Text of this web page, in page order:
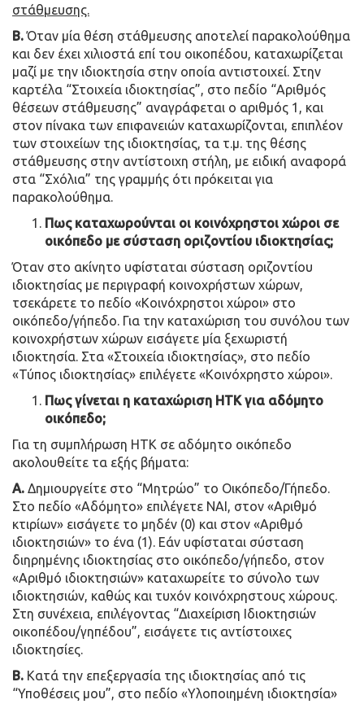
στάθμευσης.
Β.Όταν μία θέση στάθμευσης αποτελεί παρακολούθημα
και δεν έχει χιλιοστά επί του οικοπέδου, καταχωρίζεται
μαζί με την ιδιοκτησία στην οποία αντιστοιχεί. Στην
καρτέλα “Στοιχεία ιδιοκτησίας”, στο πεδίο “Αριθμός
θέσεων στάθμευσης” αναγράφεται ο αριθμός 1, και
στον πίνακα των επιφανειών καταχωρίζονται, επιπλέον
των στοιχείων της ιδιοκτησίας, τα τ.μ. της θέσης
στάθμευσης στην αντίστοιχη στήλη, με ειδική αναφορά
στα “Σχόλια” της γραμμής ότι πρόκειται για
παρακολούθημα.
Πως καταχωρούνται οι κοινόχρηστοι χώροι σε
οικόπεδο με σύσταση οριζοντίου ιδιοκτησίας;
Όταν στο ακίνητο υφίσταται σύσταση οριζοντίου
ιδιοκτησίας με περιγραφή κοινοχρήστων χώρων,
τσεκάρετε το πεδίο «Κοινόχρηστοι χώροι» στο
οικόπεδο/γήπεδο. Για την καταχώριση του συνόλου των
κοινοχρήστων χώρων εισάγετε μία ξεχωριστή
ιδιοκτησία. Στα «Στοιχεία ιδιοκτησίας», στο πεδίο
«Τύπος ιδιοκτησίας» επιλέγετε «Κοινόχρηστο χώροι».
Πως γίνεται η καταχώριση ΗΤΚ για αδόμητο
οικόπεδο;
Για τη συμπλήρωση ΗΤΚ σε αδόμητο οικόπεδο
ακολουθείτε τα εξής βήματα:
Α. Δημιουργείτε στο “Μητρώο” το Οικόπεδο/Γήπεδο.
Στο πεδίο «Αδόμητο» επιλέγετε ΝΑΙ, στον «Αριθμό
κτιρίων» εισάγετε το μηδέν (0) και στον «Αριθμό
ιδιοκτησιών» το ένα (1). Εάν υφίσταται σύσταση
διηρημένης ιδιοκτησίας στο οικόπεδο/γήπεδο, στον
«Αριθμό ιδιοκτησιών» καταχωρείτε το σύνολο των
ιδιοκτησιών, καθώς και τυχόν κοινόχρηστους χώρους.
Στη συνέχεια, επιλέγοντας “Διαχείριση Ιδιοκτησιών
οικοπέδου/γηπέδου”, εισάγετε τις αντίστοιχες
ιδιοκτησίες.
Β. Κατά την επεξεργασία της ιδιοκτησίας από τις
“Υποθέσεις μου”, στο πεδίο «Υλοποιημένη ιδιοκτησία»